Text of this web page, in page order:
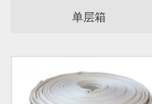
单层箱